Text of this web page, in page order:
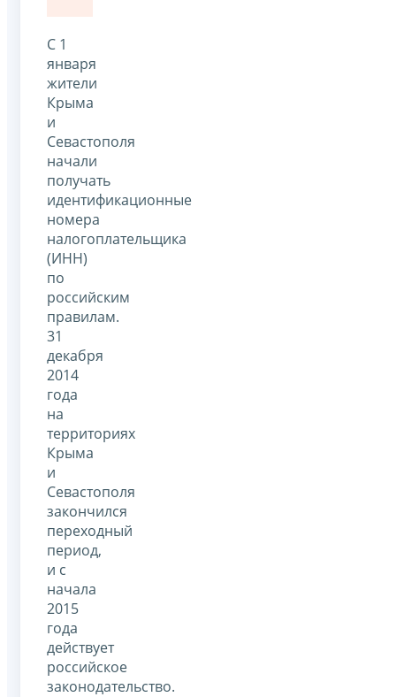
С 1
января
жители
Крыма
и
Севастополя
начали
получать
идентификационные
номера
налогоплательщика
(ИНН)
по
российским
правилам.
31
декабря
2014
года
на
территориях
Крыма
и
Севастополя
закончился
переходный
период,
и с
начала
2015
года
действует
российское
законодательство.